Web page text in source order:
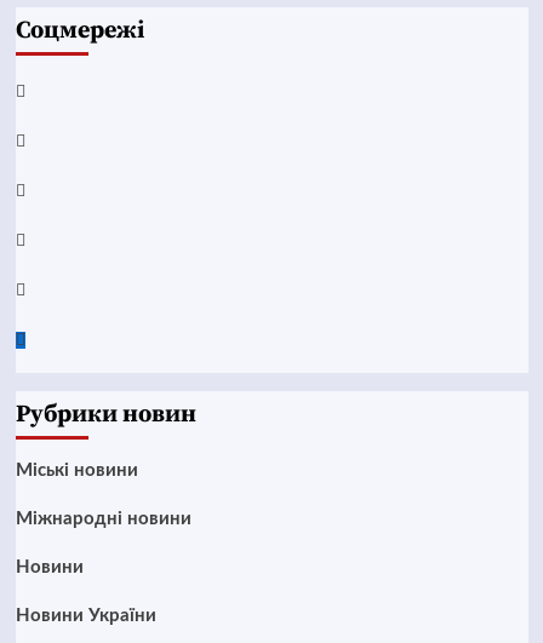
Соцмережі
Facebook
YouTube
Telegram
Instagram
Twitter
Google
Рубрики новин
Mіські новини
Міжнародні новини
Новини
Новини України